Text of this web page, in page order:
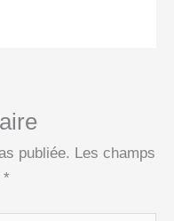
publiée. Les champs
*